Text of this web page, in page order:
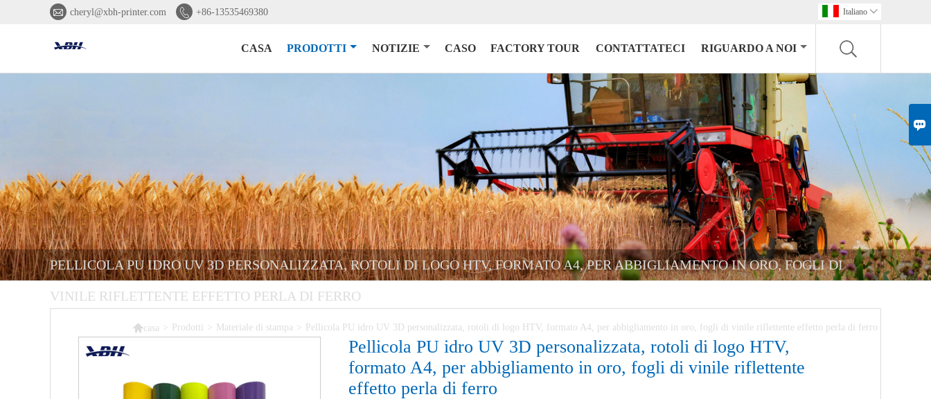

 cheryl@xbh-printer.com  +86-13535469380 Italiano 
CASA PRODOTTI NOTIZIE CASO FACTORY TOUR CONTATTATECI RIGUARDO A NOI
PELLICOLA PU IDRO UV 3D PERSONALIZZATA, ROTOLI DI LOGO HTV, FORMATO A4, PER ABBIGLIAMENTO IN ORO, FOGLI DI
VINILE RIFLETTENTE EFFETTO PERLA DI FERRO
casa > Prodotti > Materiale di stampa > Pellicola PU idro UV 3D personalizzata, rotoli di logo HTV, formato A4, per abbigliamento in oro, fogli di vinile riflettente effetto perla di ferro
Pellicola PU idro UV 3D personalizzata, rotoli di logo HTV,
formato A4, per abbigliamento in oro, fogli di vinile riflettente
effetto perla di ferro